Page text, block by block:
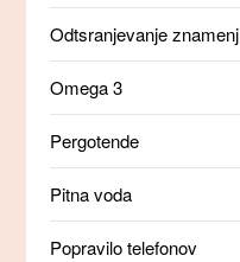
Odtsranjevanje znamenj
Omega 3
Pergotende
Pitna voda
Popravilo telefonov